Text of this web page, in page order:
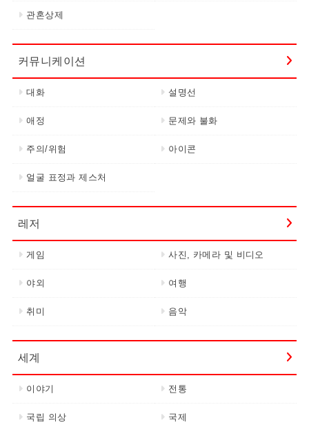
관혼상제
커뮤니케이션
대화 설명선
애정 문제와 불화
주의/위험 아이콘
얼굴 표정과 제스처
레저
게임 사진, 카메라 및 비디오
야외 여행
취미 음악
세계
이야기 전통
국립 의상 국제